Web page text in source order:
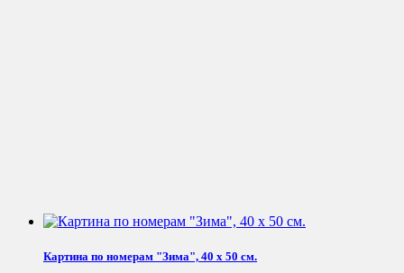
Картина по номерам "Зима", 40 x 50 см.